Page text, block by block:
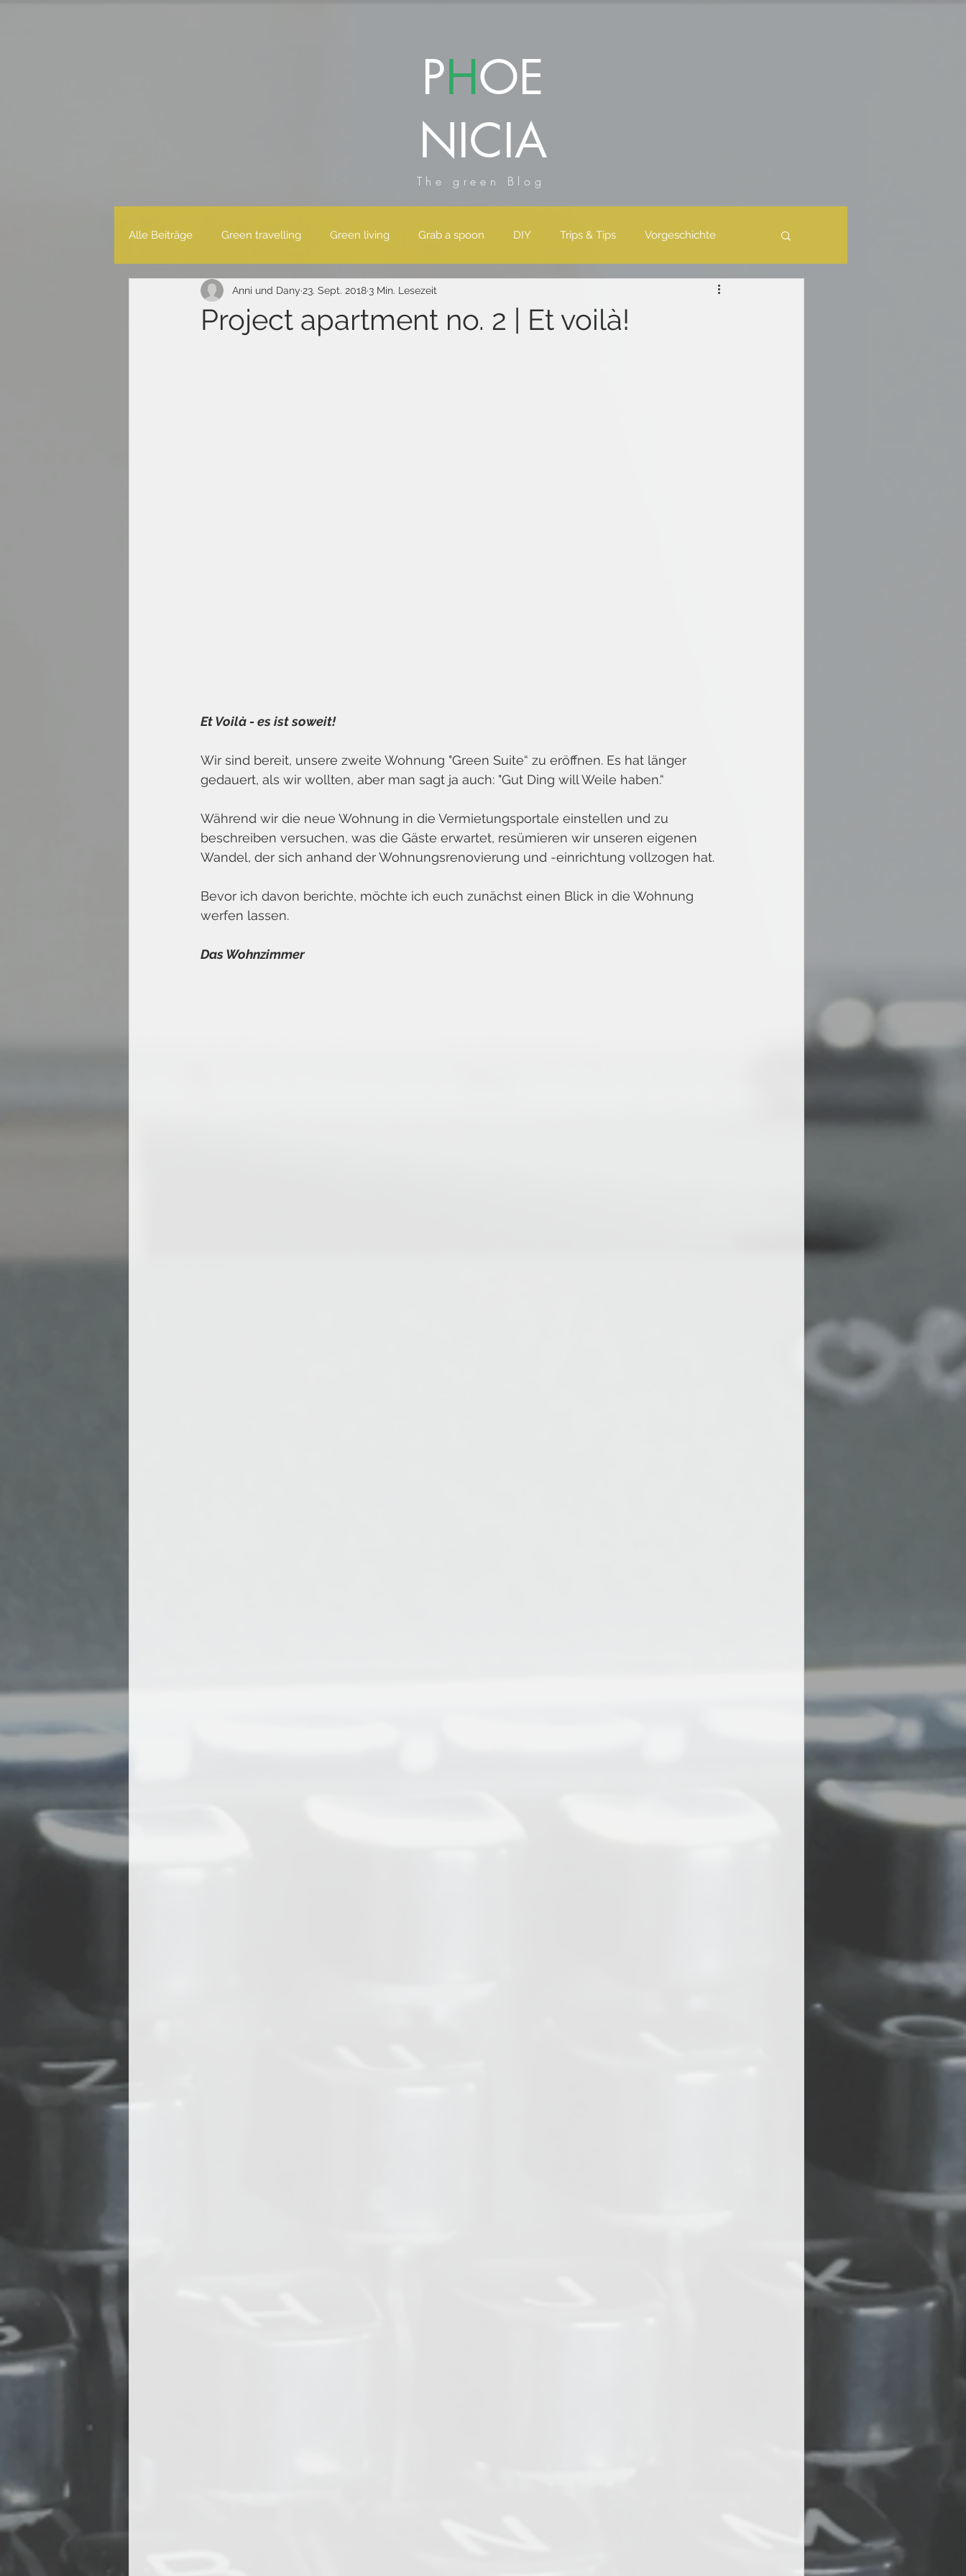
PHOE
NICIA
The green Blog
Alle Beiträge Green travelling Green living Grab a spoon DIY Trips & Tips Vorgeschichte
Jahreszusammenfassung
Project apartment no. 2 | Et voilà!
Anni und Dany 23. Sept. 2018 3 Min. Lesezeit
Et Voilà - es ist soweit!
Wir sind bereit, unsere zweite Wohnung "Green Suite“ zu eröffnen. Es hat länger
gedauert, als wir wollten, aber man sagt ja auch: "Gut Ding will Weile haben.“
Während wir die neue Wohnung in die Vermietungsportale einstellen und zu
beschreiben versuchen, was die Gäste erwartet, resümieren wir unseren eigenen
Wandel, der sich anhand der Wohnungsrenovierung und -einrichtung vollzogen hat.
Bevor ich davon berichte, möchte ich euch zunächst einen Blick in die Wohnung
werfen lassen.
Das Wohnzimmer